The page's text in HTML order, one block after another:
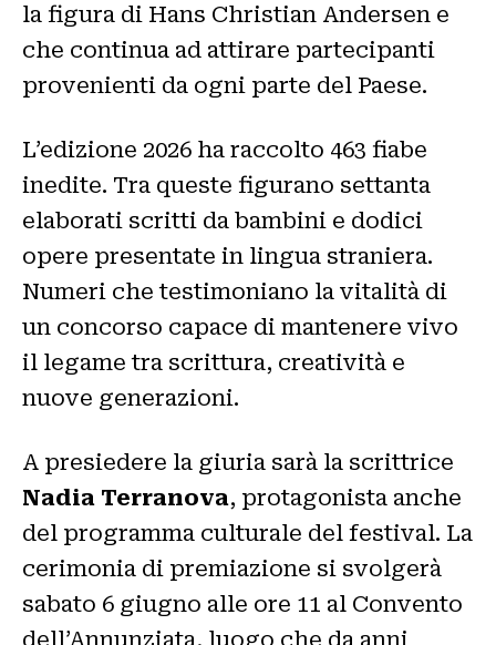
la figura di Hans Christian Andersen e
che continua ad attirare partecipanti
provenienti da ogni parte del Paese.
L’edizione 2026 ha raccolto 463 fiabe
inedite. Tra queste figurano settanta
elaborati scritti da bambini e dodici
opere presentate in lingua straniera.
Numeri che testimoniano la vitalità di
un concorso capace di mantenere vivo
il legame tra scrittura, creatività e
nuove generazioni.
A presiedere la giuria sarà la scrittrice
Nadia Terranova, protagonista anche
del programma culturale del festival. La
cerimonia di premiazione si svolgerà
sabato 6 giugno alle ore 11 al Convento